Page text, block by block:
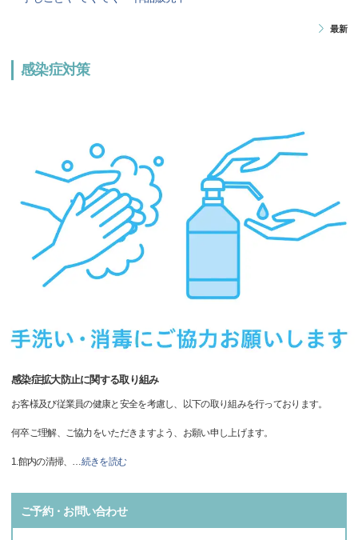
最新
感染症対策
感染症拡大防止に関する取り組み
お客様及び従業員の健康と安全を考慮し、以下の取り組みを行っております。
何卒ご理解、ご協力をいただきますよう、お願い申し上げます。
1.館内の清掃、 …続きを読む
ご予約・お問い合わせ